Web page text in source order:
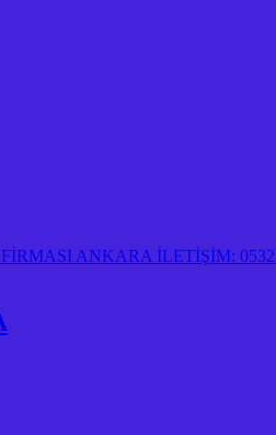
ANKARA İLETİŞİM: